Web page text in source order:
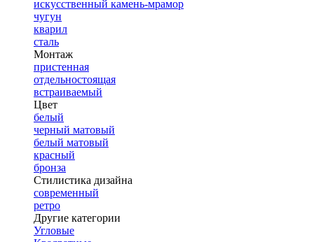
искусственный камень-мрамор
чугун
кварил
сталь
Монтаж
пристенная
отдельностоящая
встраиваемый
Цвет
белый
черный матовый
белый матовый
красный
бронза
Стилистика дизайна
современный
ретро
Другие категории
Угловые